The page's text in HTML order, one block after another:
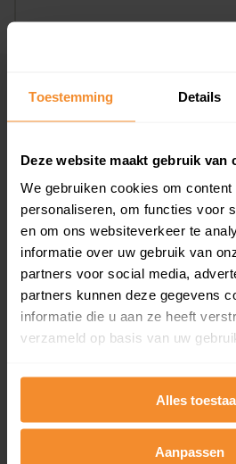
Toestemming Details
Deze website maakt gebruik van
We gebruiken cookies om
personaliseren, om functies voor
en om ons websiteverkeer te
informatie over uw gebruik van
partners voor social media,
partners kunnen deze gegevens
informatie die u aan ze heeft
verzameld op basis van uw
Alles
Aanpassen
Inwoners
Type
Eénpersoons